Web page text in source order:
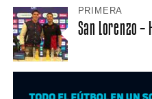
PRIMERA
San Lorenzo